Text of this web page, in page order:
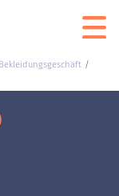
Bekleidungsgeschäft